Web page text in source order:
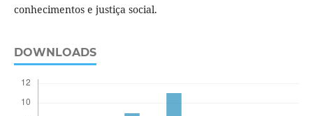
conhecimentos e justiça social.
DOWNLOADS